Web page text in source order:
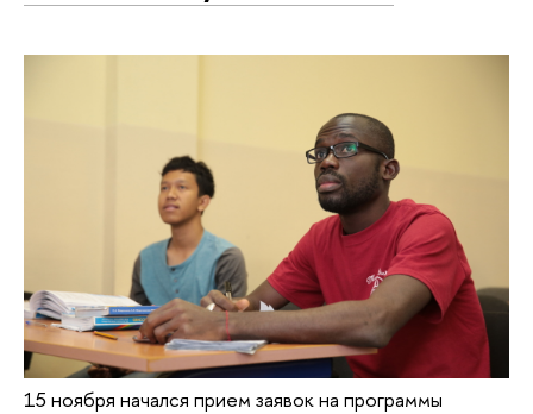
15 ноября начался прием заявок на программы